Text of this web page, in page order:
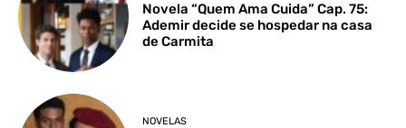
Novela “Quem Ama Cuida” Cap. 75:
Ademir decide se hospedar na casa
de Carmita
NOVELAS